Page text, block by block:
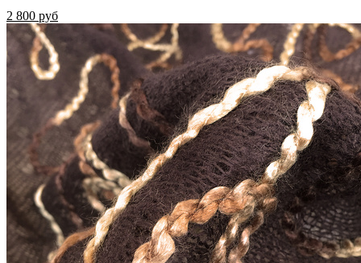
2 800 руб